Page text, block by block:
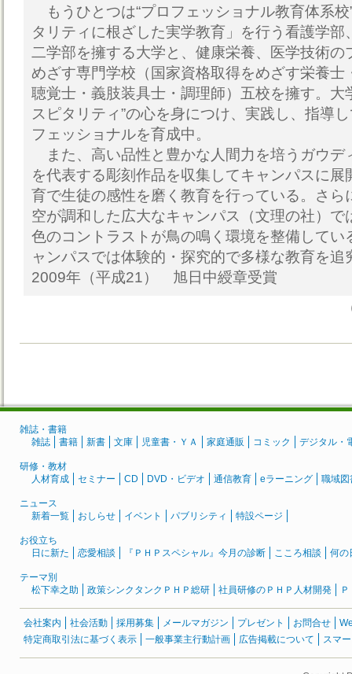
もうひとつは“プロフェッショナル教育体系
タリティに根ざした実学教育」を行う看護学部
二学部を擁する大学と、健康栄養、医学技術の
めざす専門学校（国家資格取得をめざす栄養士
聴覚士・義肢装具士・調理師）五校を擁す。大
スピタリティ”の心を身につけ、実践し、指導
フェッショナルを育成中。
また、高い品性と豊かな人間力を培うガウデ
を代表する彫刻作品を収集してキャンパスに展
育で生徒の感性を磨く教育を行っている。さら
空が調和した広大なキャンパス（文理の社）で
色のコントラストが鳥の鳴く環境を整備してい
ャンパスでは体験的・探究的で多様な教育を追
2009年（平成21） 旭日中綬章受賞
雑誌・書籍
雑誌
書籍 新書 文庫 児童書・ＹＡ 家庭通販 コミック デジタル・
研修・教材
人材育成
セミナー CD DVD・ビデオ 通信教育 eラーニング 職域図
ニュース
新着一覧
おしらせ イベント パブリシティ 特設ページ
お役立ち
日に新た
恋愛相談 『ＰＨＰスペシャル』今月の診断 こころ相談 何の
テーマ別
松下幸之助
政策シンクタンクＰＨＰ総研 社員研修のＰＨＰ人材開発
会社案内 社会活動 採用募集 メールマガジン プレゼント お問合せ
特定商取引法に基づく表示
一般事業主行動計画 広告掲載について スマ